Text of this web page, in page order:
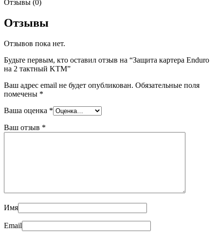
Отзывы (0)
Отзывы
Отзывов пока нет.
Будьте первым, кто оставил отзыв на “Защита картера Enduro
на 2 тактный KTM”
Ваш адрес email не будет опубликован. Обязательные поля
помечены *
Ваша оценка *
Ваш отзыв *
Имя
Email